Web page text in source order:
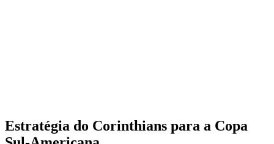
Estratégia do Corinthians para a Copa